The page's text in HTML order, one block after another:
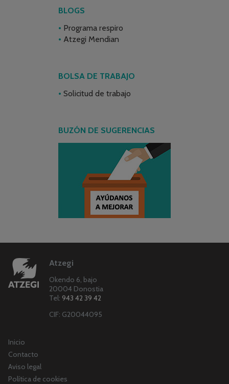
BLOGS
Programa respiro
Atzegi Mendian
BOLSA DE TRABAJO
Solicitud de trabajo
BUZÓN DE SUGERENCIAS
Atzegi
Okendo 6, bajo
20004 Donostia
Tel: 943 42 39 42
CIF: G20044095
Inicio
Contacto
Aviso legal
Política de cookies